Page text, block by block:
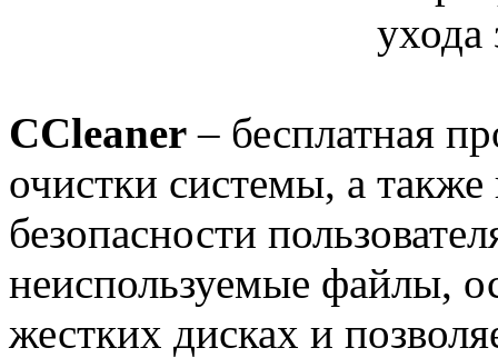
CCleaner – бесплатная
очистки системы, а
безопасности
неиспользуемые файлы,
жестких дисках и